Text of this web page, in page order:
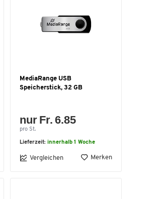
MediaRange USB
Speicherstick, 32 GB
nur Fr. 6.85
pro St.
Lieferzeit: innerhalb 1 Woche
Vergleichen Merken